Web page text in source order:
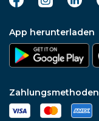
App herunterladen
Zahlungsmethoden